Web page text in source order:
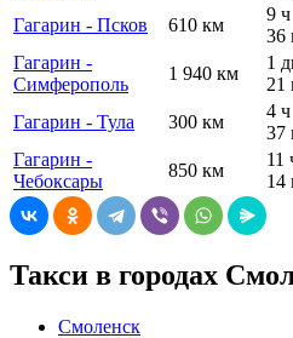
Гагарин - Псков
610 км
9 ч
36
Гагарин -
Симферополь
1 940 км
1
21
Гагарин - Тула
300 км
4 ч
37
Гагарин -
Чебоксары
850 км
11
14
Такси в городах
Смоленск